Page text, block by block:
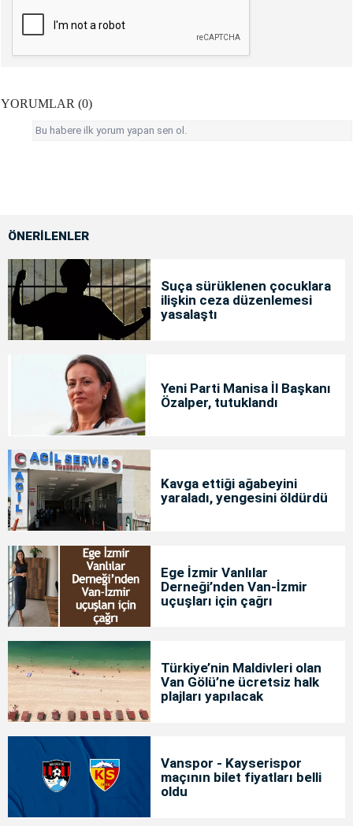
YORUMLAR (0)
Bu habere ilk yorum yapan sen ol.
ÖNERİLENLER
Suça sürüklenen çocuklara
ilişkin ceza düzenlemesi
yasalaştı
Yeni Parti Manisa İl Başkanı
Özalper, tutuklandı
Kavga ettiği ağabeyini
yaraladı, yengesini öldürdü
Ege İzmir Vanlılar
Derneği’nden Van-İzmir
uçuşları için çağrı
Türkiye’nin Maldivleri olan
Van Gölü’ne ücretsiz halk
plajları yapılacak
Vanspor - Kayserispor
maçının bilet fiyatları belli
oldu